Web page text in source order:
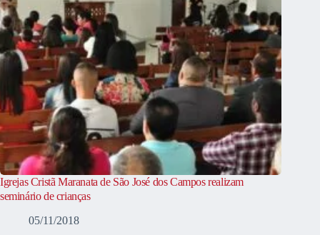
Igrejas Cristã Maranata de São José dos Campos realizam
seminário de crianças
05/11/2018